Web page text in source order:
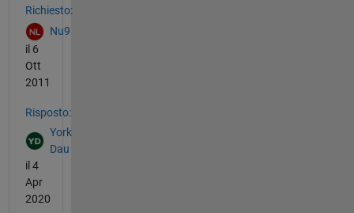
Richiesto:
Nu9
il 6
Ott
2011
Risposto:
York
Dau
il 4
Apr
2020